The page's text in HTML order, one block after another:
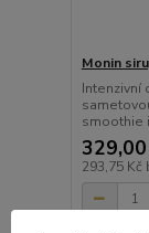
Monin
Intenzivní
smoothie
329,00
293,75 Kč